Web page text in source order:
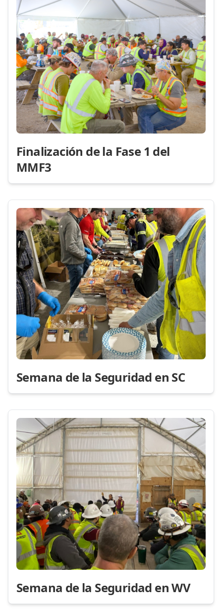
Finalización de la Fase 1 del
MMF3
Semana de la Seguridad en SC
Semana de la Seguridad en WV